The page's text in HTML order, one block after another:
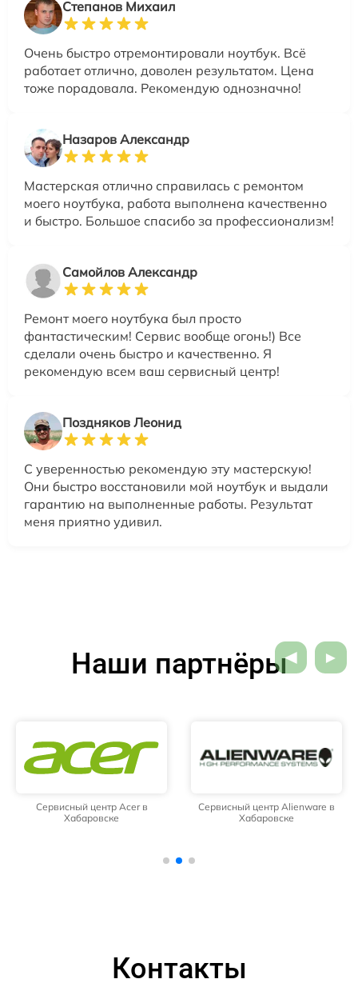
Степанов Михаил
Очень быстро отремонтировали ноутбук. Всё
работает отлично, доволен результатом. Цена
тоже порадовала. Рекомендую однозначно!
Назаров Александр
Мастерская отлично справилась с ремонтом
моего ноутбука, работа выполнена качественно
и быстро. Большое спасибо за профессионализм!
Самойлов Александр
Ремонт моего ноутбука был просто
фантастическим! Сервис вообще огонь!) Все
сделали очень быстро и качественно. Я
рекомендую всем ваш сервисный центр!
Поздняков Леонид
С уверенностью рекомендую эту мастерскую!
Они быстро восстановили мой ноутбук и выдали
гарантию на выполненные работы. Результат
меня приятно удивил.
Наши партнёры
Сервисный центр Acer в
Хабаровске
Сервисный центр Alienware в
Хабаровске
Контакты